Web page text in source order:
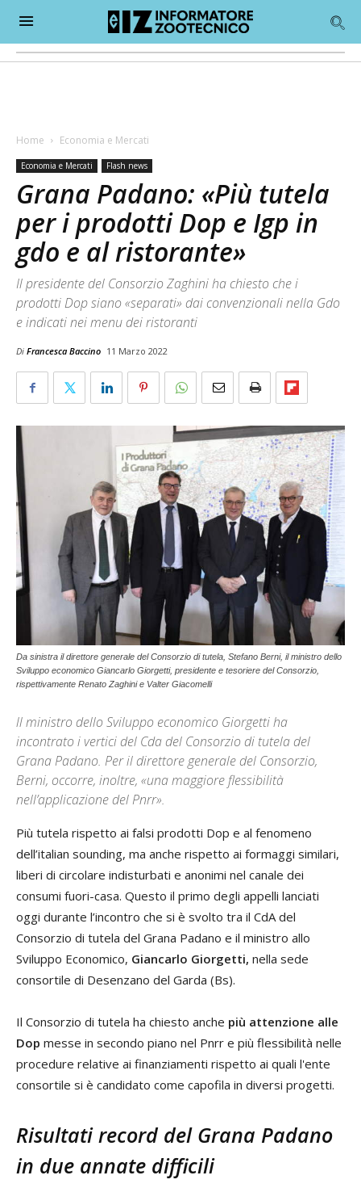
Home Economia e Mercati
Economia e Mercati Flash news
Grana Padano: «Più tutela
per i prodotti Dop e Igp in
gdo e al ristorante»
Il presidente del Consorzio Zaghini ha chiesto che i
prodotti Dop siano «separati» dai convenzionali nella Gdo
e indicati nei menu dei ristoranti
Di Francesca Baccino 11 Marzo 2022
Da sinistra il direttore generale del Consorzio di tutela, Stefano Berni, il ministro dello
Sviluppo economico Giancarlo Giorgetti, presidente e tesoriere del Consorzio,
rispettivamente Renato Zaghini e Valter Giacomelli
ll ministro dello Sviluppo economico Giorgetti ha
incontrato i vertici del Cda del Consorzio di tutela del
Grana Padano. Per il direttore generale del Consorzio,
Berni, occorre, inoltre, «una maggiore flessibilità
nell’applicazione del Pnrr».
Più tutela rispetto ai falsi prodotti Dop e al fenomeno
dell’italian sounding, ma anche rispetto ai formaggi similari,
liberi di circolare indisturbati e anonimi nel canale dei
consumi fuori-casa. Questo il primo degli appelli lanciati
oggi durante l’incontro che si è svolto tra il CdA del
Consorzio di tutela del Grana Padano e il ministro allo
Sviluppo Economico, Giancarlo Giorgetti, nella sede
consortile di Desenzano del Garda (Bs).
Il Consorzio di tutela ha chiesto anche più attenzione alle
Dop messe in secondo piano nel Pnrr e più flessibilità nelle
procedure relative ai finanziamenti rispetto ai quali l'ente
consortile si è candidato come capofila in diversi progetti.
Risultati record del Grana Padano
in due annate difficili